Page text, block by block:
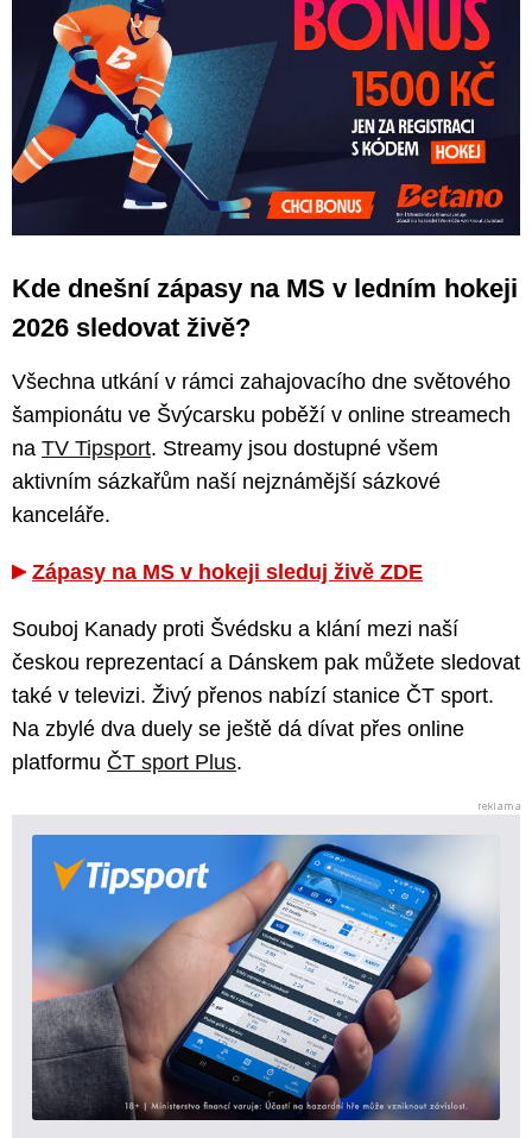
Kde dnešní zápasy na MS v ledním hokeji
2026 sledovat živě?
Všechna utkání v rámci zahajovacího dne světového
šampionátu ve Švýcarsku poběží v online streamech
na TV Tipsport. Streamy jsou dostupné všem
aktivním sázkařům naší nejznámější sázkové
kanceláře.
Zápasy na MS v hokeji sleduj živě ZDE
Souboj Kanady proti Švédsku a klání mezi naší
českou reprezentací a Dánskem pak můžete sledovat
také v televizi. Živý přenos nabízí stanice ČT sport.
Na zbylé dva duely se ještě dá dívat přes online
platformu ČT sport Plus.